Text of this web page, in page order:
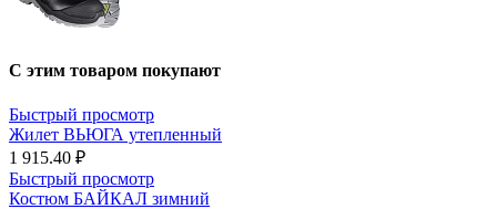
С этим товаром покупают
Быстрый просмотр
Жилет ВЬЮГА утепленный
1 915.40 ₽
Быстрый просмотр
Костюм БАЙКАЛ зимний